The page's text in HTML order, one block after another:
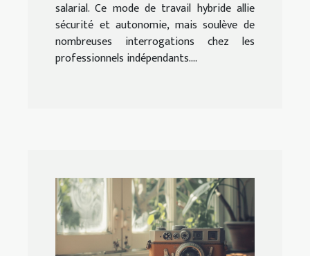
salarial. Ce mode de travail hybride allie
sécurité et autonomie, mais soulève de
nombreuses interrogations chez les
professionnels indépendants....